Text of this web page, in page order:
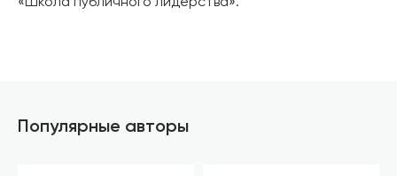
Популярные авторы